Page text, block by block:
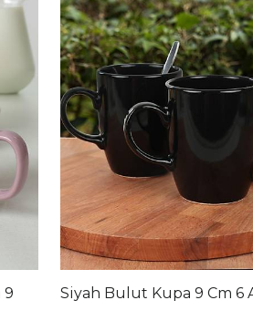
9
Siyah Bulut Kupa 9 Cm 6